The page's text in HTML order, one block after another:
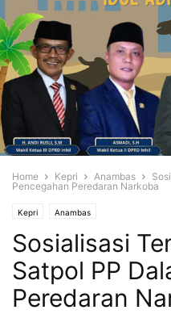
Home Kepri Anambas
Pencegahan Peredaran Narkoba
Kepri Anambas
Sosialisasi
Satpol PP
Peredaran